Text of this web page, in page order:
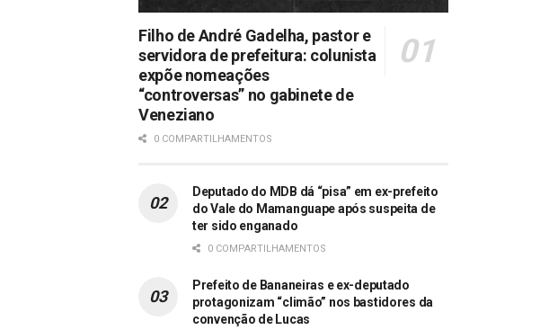
Filho de André Gadelha, pastor e
servidora de prefeitura: colunista
expõe nomeações
“controversas” no gabinete de
Veneziano
0 COMPARTILHAMENTOS
Deputado do MDB dá “pisa” em ex-prefeito
do Vale do Mamanguape após suspeita de
ter sido enganado
0 COMPARTILHAMENTOS
Prefeito de Bananeiras e ex-deputado
protagonizam “climão” nos bastidores da
convenção de Lucas